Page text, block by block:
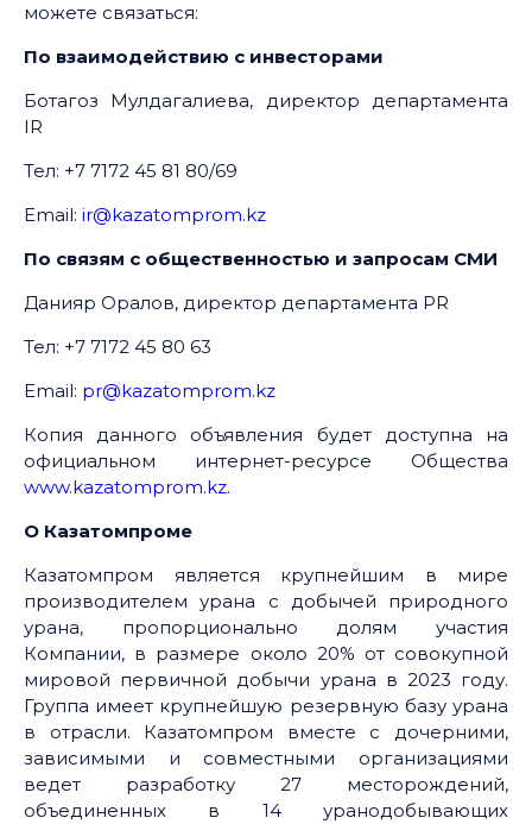
можете связаться:
По взаимодействию с инвесторами
Ботагоз Мулдагалиева, директор департамента
IR
Тел: +7 7172 45 81 80/69
Email: ir@kazatomprom.kz
По связям с общественностью и запросам СМИ
Данияр Оралов, директор департамента PR
Тел: +7 7172 45 80 63
Email: pr@kazatomprom.kz
Копия данного объявления будет доступна на
официальном интернет-ресурсе Общества
www.kazatomprom.kz.
О Казатомпроме
Казатомпром является крупнейшим в мире
производителем урана с добычей природного
урана, пропорционально долям участия
Компании, в размере около 20% от совокупной
мировой первичной добычи урана в 2023 году.
Группа имеет крупнейшую резервную базу урана
в отрасли. Казатомпром вместе с дочерними,
зависимыми и совместными организациями
ведет разработку 27 месторождений,
объединенных в 14 уранодобывающих